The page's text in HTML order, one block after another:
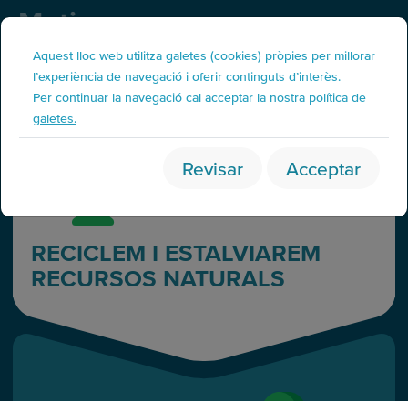
Motius
MOTIU #8
RECICLEM I ESTALVIAREM
RECURSOS NATURALS
Aquest lloc web utilitza galetes (cookies) pròpies per millorar
l’experiència de navegació i oferir continguts d’interès.
Per continuar la navegació cal acceptar la nostra política de
galetes.
Revisar Acceptar